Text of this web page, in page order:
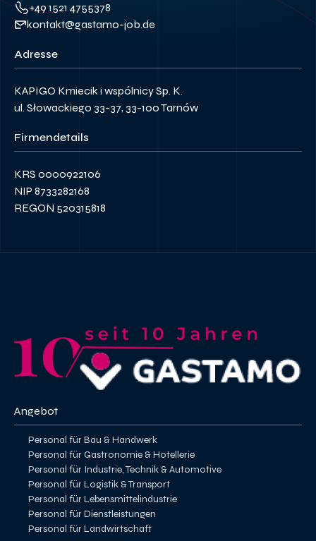
+49 1521 4755378
kontakt@gastamo-job.de
Adresse
KAPIGO Kmiecik i wspólnicy Sp. K.
ul. Słowackiego 33-37, 33-100 Tarnów
Firmendetails
KRS 0000922106
NIP 8733282168
REGON 520315818
Angebot
Personal für Bau & Handwerk
Personal für Gastronomie & Hotellerie
Personal für Industrie, Technik & Automotive
Personal für Logistik & Transport
Personal für Lebensmittelindustrie
Personal für Dienstleistungen
Personal für Landwirtschaft